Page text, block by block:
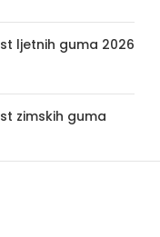
ljetnih guma 2026
zimskih guma